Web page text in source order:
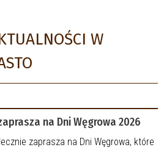
W
na Dni Węgrowa 2026
zaprasza na Dni Węgrowa, które